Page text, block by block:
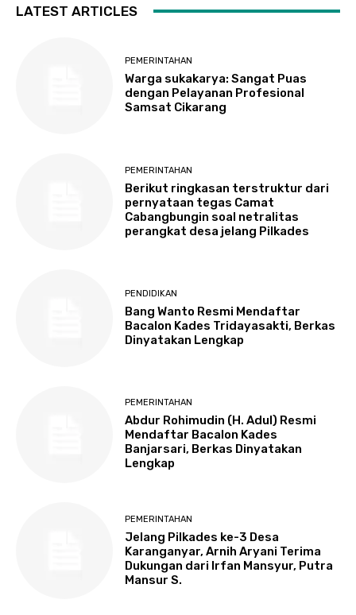
LATEST ARTICLES
PEMERINTAHAN
Warga sukakarya: Sangat Puas
dengan Pelayanan Profesional
Samsat Cikarang
PEMERINTAHAN
Berikut ringkasan terstruktur dari
pernyataan tegas Camat
Cabangbungin soal netralitas
perangkat desa jelang Pilkades
PENDIDIKAN
Bang Wanto Resmi Mendaftar
Bacalon Kades Tridayasakti, Berkas
Dinyatakan Lengkap
PEMERINTAHAN
Abdur Rohimudin (H. Adul) Resmi
Mendaftar Bacalon Kades
Banjarsari, Berkas Dinyatakan
Lengkap
PEMERINTAHAN
Jelang Pilkades ke-3 Desa
Karanganyar, Arnih Aryani Terima
Dukungan dari Irfan Mansyur, Putra
Mansur S.